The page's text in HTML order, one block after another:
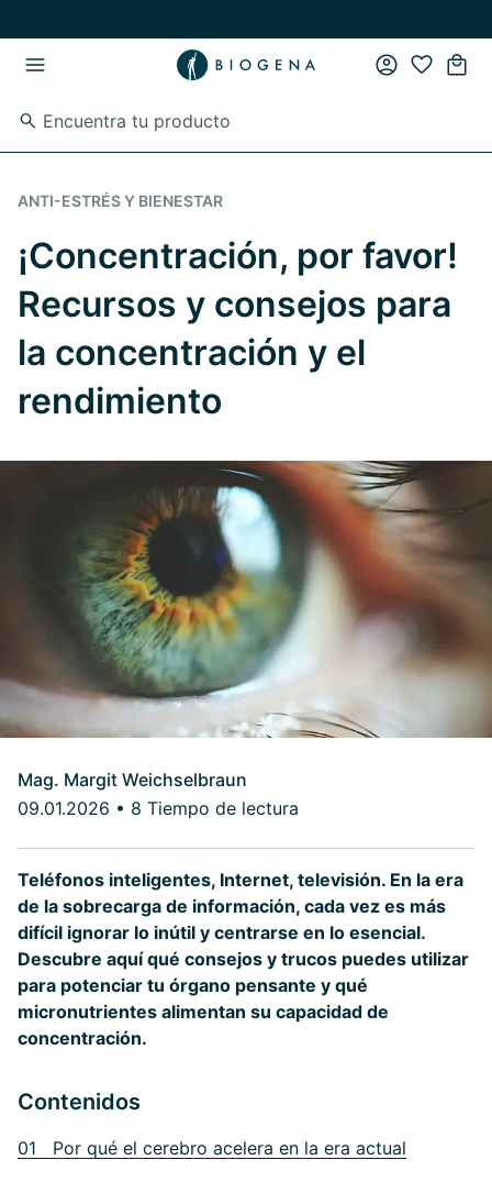
ANTI-ESTRÉS Y BIENESTAR
¡Concentración, por favor!
Recursos y consejos para
la concentración y el
rendimiento
Mag. Margit Weichselbraun
09.01.2026 • 8 Tiempo de lectura
Teléfonos inteligentes, Internet, televisión. En la era
de la sobrecarga de información, cada vez es más
difícil ignorar lo inútil y centrarse en lo esencial.
Descubre aquí qué consejos y trucos puedes utilizar
para potenciar tu órgano pensante y qué
micronutrientes alimentan su capacidad de
concentración.
Contenidos
01 Por qué el cerebro acelera en la era actual